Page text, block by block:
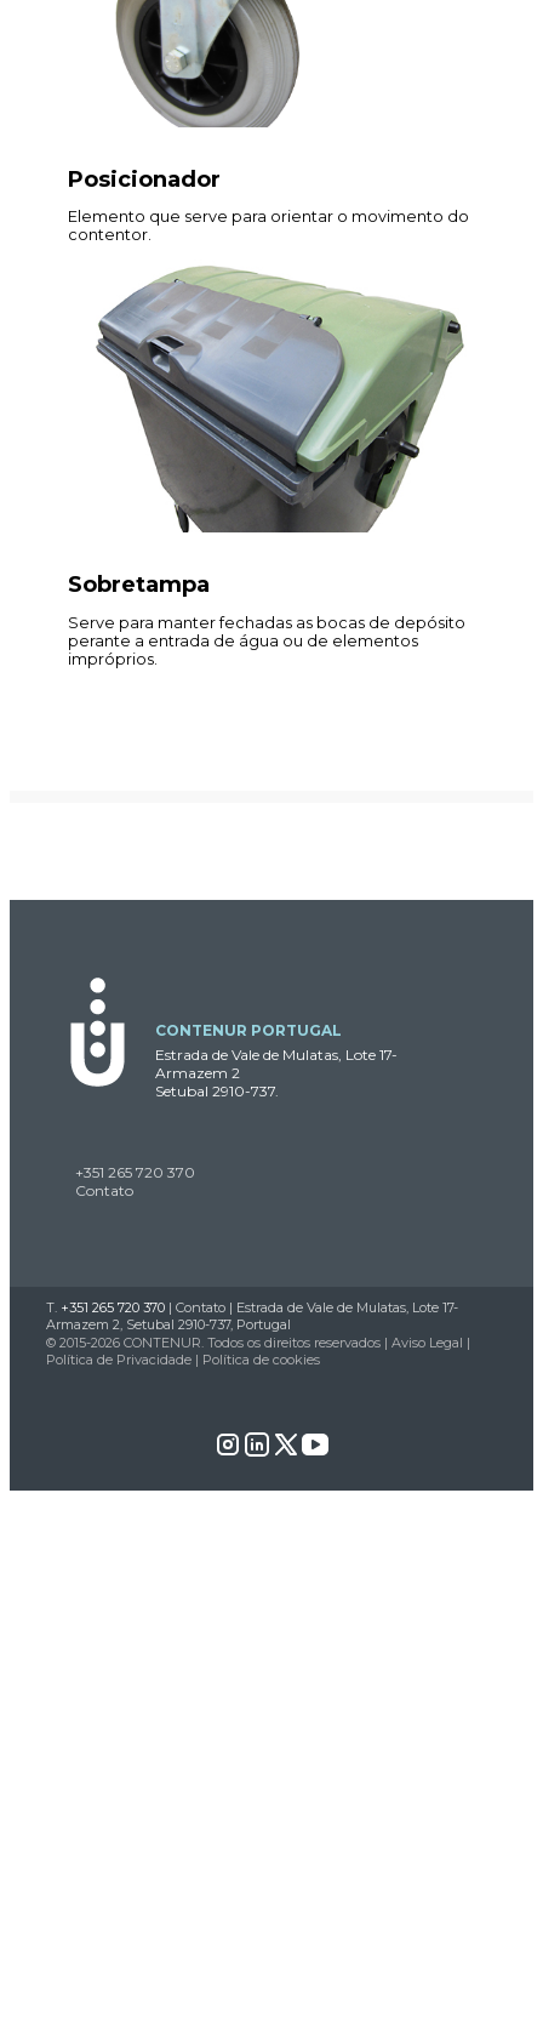
Posicionador
Elemento que serve para orientar o movimento do
contentor.
Sobretampa
Serve para manter fechadas as bocas de depósito
perante a entrada de água ou de elementos
impróprios.
CONTENUR PORTUGAL
Estrada de Vale de Mulatas, Lote 17-
Armazem 2
Setubal 2910-737.
+351 265 720 370
Contato
T. +351 265 720 370 | Contato | Estrada de Vale de Mulatas, Lote 17-
Armazem 2, Setubal 2910-737, Portugal
© 2015-2026 CONTENUR. Todos os direitos reservados | Aviso Legal |
Política de Privacidade | Política de cookies